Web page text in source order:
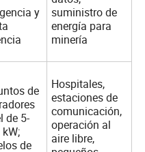
y
suministro de
energía para
minería
de
de 5-
de
Hospitales,
estaciones de
comunicación,
operación al
aire libre,